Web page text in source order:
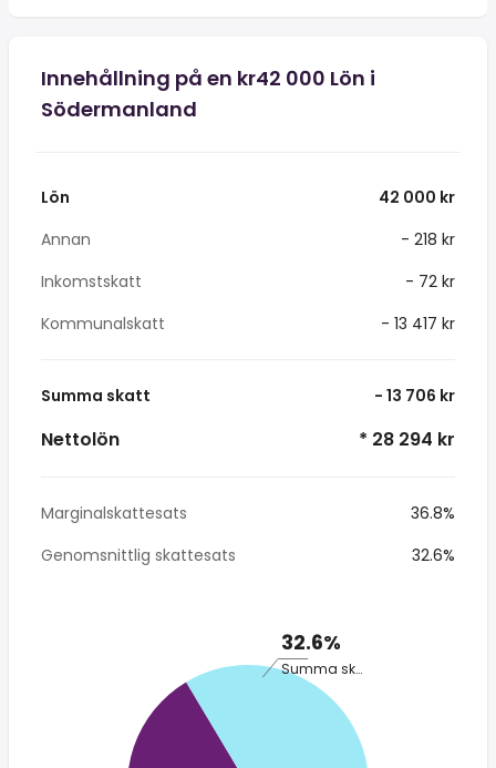
Innehållning på en kr42 000 Lön i
Södermanland
Lön
42 000 kr
Annan
- 218 kr
Inkomstskatt
- 72 kr
Kommunalskatt
- 13 417 kr
Summa skatt - 13 706 kr
Nettolön * 28 294 kr
Marginalskattesats
36.8%
Genomsnittlig skattesats
32.6%
32.6%
Summa skatt